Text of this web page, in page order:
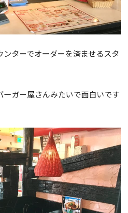
ンターでオーダーを済ませるスタ
ーガー屋さんみたいで面白いです